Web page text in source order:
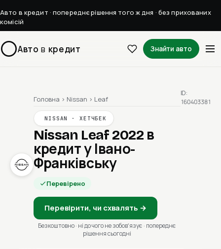
Авто в кредит · попереднє рішення того ж дня · без прихованих
комісій
Авто в кредит Знайти авто
Головна › Nissan › Leaf
NISSAN · ХЕТЧБЕК
Nissan Leaf 2022 в
кредит у Івано-
Франківську
Перевірено
Перевірити, чи схвалять →
Безкоштовно · ні до чого не зобовʼязує · попереднє
рішення сьогодні
ID:
160403381